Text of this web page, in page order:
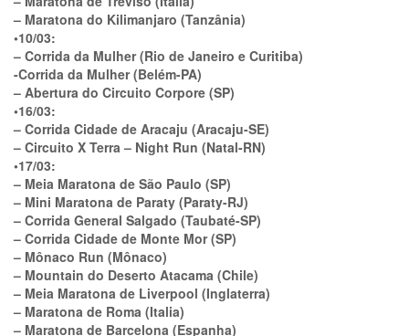
– Maratona do Kilimanjaro (Tanzânia)
•10/03:
– Corrida da Mulher (Rio de Janeiro e Curitiba)
-Corrida da Mulher (Belém-PA)
– Abertura do Circuito Corpore (SP)
•16/03:
– Corrida Cidade de Aracaju (Aracaju-SE)
– Circuito X Terra – Night Run (Natal-RN)
•17/03:
– Meia Maratona de São Paulo (SP)
– Mini Maratona de Paraty (Paraty-RJ)
– Corrida General Salgado (Taubaté-SP)
– Corrida Cidade de Monte Mor (SP)
– Mônaco Run (Mônaco)
– Mountain do Deserto Atacama (Chile)
– Meia Maratona de Liverpool (Inglaterra)
– Maratona de Roma (Italia)
– Maratona de Barcelona (Espanha)